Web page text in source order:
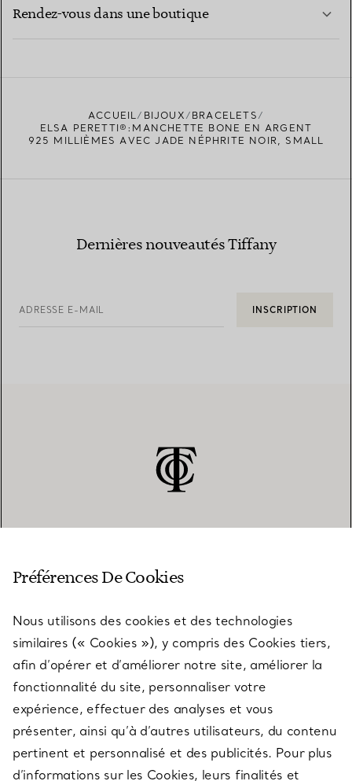
Rendez-vous dans une boutique
TROUVEZ LA BOUTIQUE LA PLUS PROCHE
ACCUEIL BIJOUX
BRACELETS
ELSA PERETTI®:MANCHETTE BONE EN ARGENT
925 MILLIÈMES AVEC JADE NÉPHRITE NOIR, SMALL
Dernières nouveautés Tiffany
ADRESSE E-MAIL INSCRIPTION
SERVICES
À PROPOS
QUESTIONS LÉGALES
Préférences De Cookies
Nous utilisons des cookies et des technologies
similaires (« Cookies »), y compris des Cookies tiers,
afin d’opérer et d’améliorer notre site, améliorer la
fonctionnalité du site, personnaliser votre
expérience, effectuer des analyses et vous
présenter, ainsi qu’à d’autres utilisateurs, du contenu
pertinent et personnalisé et des publicités. Pour plus
d’informations sur les Cookies, leurs finalités et